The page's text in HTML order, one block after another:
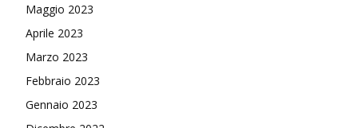
Maggio 2023
Aprile 2023
Marzo 2023
Febbraio 2023
Gennaio 2023